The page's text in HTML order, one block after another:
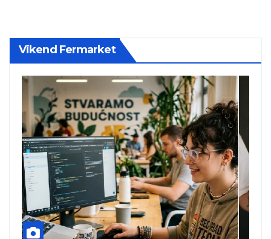
Vikend Fermarket